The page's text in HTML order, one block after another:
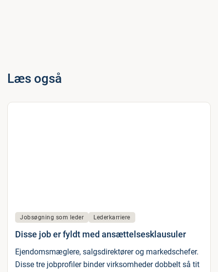
Læs også
Jobsøgning som leder Lederkarriere
Disse job er fyldt med ansættelsesklausuler
Ejendomsmæglere, salgsdirektører og markedschefer.
Disse tre jobprofiler binder virksomheder dobbelt så tit